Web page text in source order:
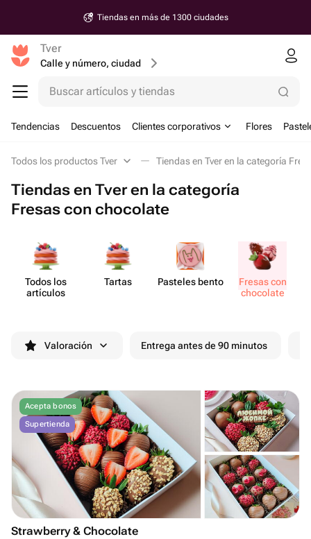
Tiendas en más de 1300 ciudades
Tver
Calle y número, ciudad
Buscar artículos y tiendas
Tendencias Descuentos Clientes corporativos Flores
Todos los productos Tver Tiendas en Tver en la categoría
Tiendas en Tver en la categoría
Fresas con chocolate
Todos los
artículos
Tartas Pasteles bento
Fresas con
chocolate
Valoración Entrega antes de 90 minutos
Acepta bonos
Supertienda
Strawberry & Chocolate